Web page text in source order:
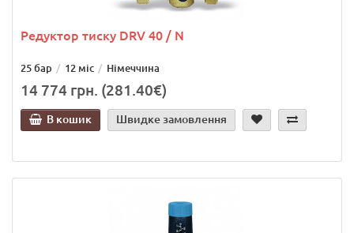
Редуктор тиску DRV 40 / N
25 бар 12 міс Німеччина
14 774 грн. (281.40€)
В кошик Швидке замовлення